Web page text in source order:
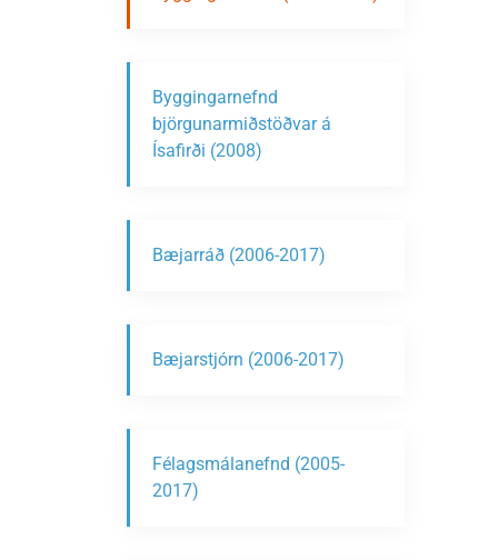
Byggingarnefnd
björgunarmiðstöðvar á
Ísafirði (2008)
Bæjarráð (2006-2017)
Bæjarstjórn (2006-2017)
Félagsmálanefnd (2005-
2017)